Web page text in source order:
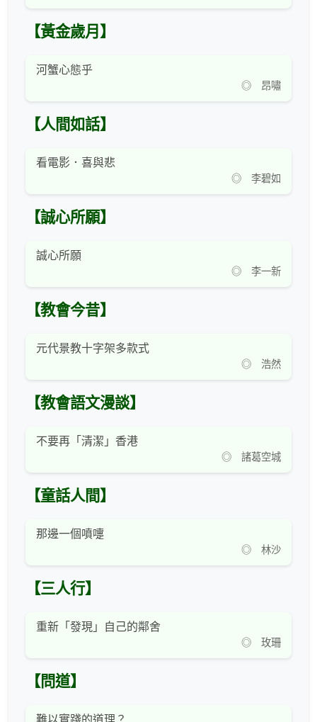
【黃金歲月】
河蟹心態乎
◎ 昂嘯
【人間如話】
看電影．喜與悲
◎ 李碧如
【誠心所願】
誠心所願
◎ 李一新
【教會今昔】
元代景教十字架多款式
◎ 浩然
【教會語文漫談】
不要再「清潔」香港
◎ 諸葛空城
【童話人間】
那邊一個噴嚏
◎ 林沙
【三人行】
重新「發現」自己的鄰舍
◎ 玫珊
【問道】